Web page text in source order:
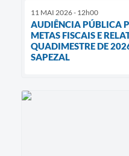
11 MAI 2026 - 12h00
AUDIÊNCIA PÚBLICA
METAS FISCAIS E
QUADIMESTRE DE
SAPEZAL